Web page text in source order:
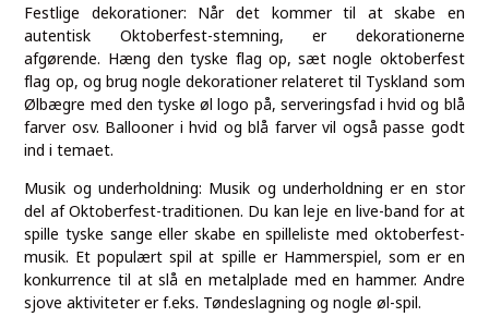
Festlige dekorationer: Når det kommer til at skabe en
autentisk Oktoberfest-stemning, er dekorationerne
afgørende. Hæng den tyske flag op, sæt nogle oktoberfest
flag op, og brug nogle dekorationer relateret til Tyskland som
Ølbægre med den tyske øl logo på, serveringsfad i hvid og blå
farver osv. Ballooner i hvid og blå farver vil også passe godt
ind i temaet.
Musik og underholdning: Musik og underholdning er en stor
del af Oktoberfest-traditionen. Du kan leje en live-band for at
spille tyske sange eller skabe en spilleliste med oktoberfest-
musik. Et populært spil at spille er Hammerspiel, som er en
konkurrence til at slå en metalplade med en hammer. Andre
sjove aktiviteter er f.eks. Tøndeslagning og nogle øl-spil.